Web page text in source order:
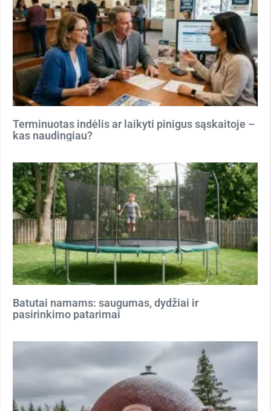
Terminuotas indėlis ar laikyti pinigus sąskaitoje –
kas naudingiau?
Batutai namams: saugumas, dydžiai ir
pasirinkimo patarimai